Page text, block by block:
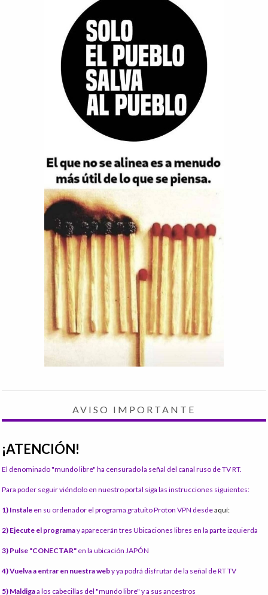
AVISO IMPORTANTE
¡ATENCIÓN!
El denominado "mundo libre" ha censurado la señal del canal ruso de TV RT.
Para poder seguir viéndolo en nuestro portal siga las instrucciones siguientes:
1) Instale en su ordenador el programa gratuito Proton VPN desdeaquí:
2) Ejecute el programay aparecerán tres Ubicaciones libres en la parte izquierda
3) Pulse "CONECTAR" en la ubicación JAPÓN
4) Vuelva a entrar en nuestra weby ya podrá disfrutar de la señal de RT TV
5) Maldigaa los cabecillas del "mundo libre" y a sus ancestros